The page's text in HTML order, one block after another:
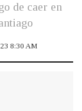
de caer en
8:30 AM